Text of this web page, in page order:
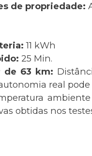
de propriedade:
11 kWh
25 Min.
de 63 km:
real
obtidas nos